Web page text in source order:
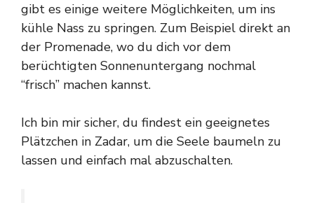
gibt es einige weitere Möglichkeiten, um ins
kühle Nass zu springen. Zum Beispiel direkt an
der Promenade, wo du dich vor dem
berüchtigten Sonnenuntergang nochmal
“frisch” machen kannst.
Ich bin mir sicher, du findest ein geeignetes
Plätzchen in Zadar, um die Seele baumeln zu
lassen und einfach mal abzuschalten.